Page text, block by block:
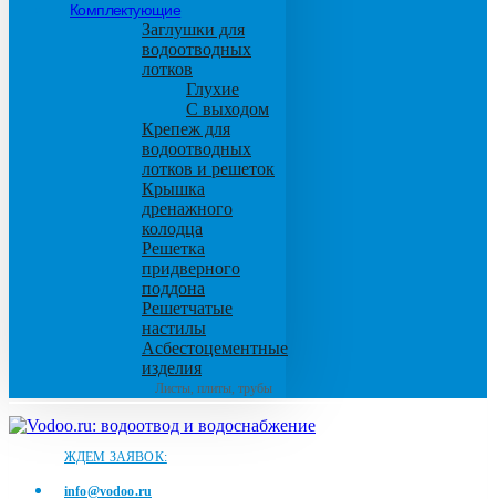
Комплектующие
Заглушки для
водоотводных
лотков
Глухие
С выходом
Крепеж для
водоотводных
лотков и решеток
Крышка
дренажного
колодца
Решетка
придверного
поддона
Решетчатые
настилы
Асбестоцементные
изделия
Листы, плиты, трубы
ЖДЕМ ЗАЯВОК:
info@vodoo.ru